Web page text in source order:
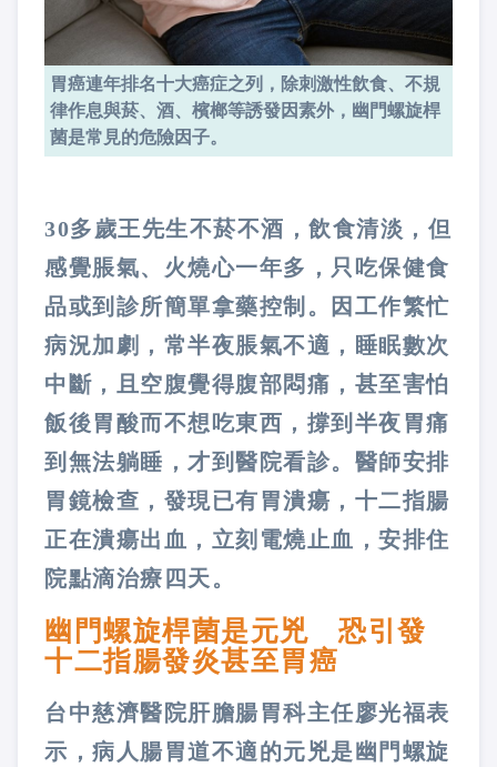
胃癌連年排名十大癌症之列，除刺激性飲食、不規
律作息與菸、酒、檳榔等誘發因素外，幽門螺旋桿
菌是常見的危險因子。
30多歲王先生不菸不酒，飲食清淡，但
感覺脹氣、火燒心一年多，只吃保健食
品或到診所簡單拿藥控制。因工作繁忙
病況加劇，常半夜脹氣不適，睡眠數次
中斷，且空腹覺得腹部悶痛，甚至害怕
飯後胃酸而不想吃東西，撐到半夜胃痛
到無法躺睡，才到醫院看診。醫師安排
胃鏡檢查，發現已有胃潰瘍，十二指腸
正在潰瘍出血，立刻電燒止血，安排住
院點滴治療四天。
幽門螺旋桿菌是元兇 恐引發
十二指腸發炎甚至胃癌
台中慈濟醫院肝膽腸胃科主任廖光福表
示，病人腸胃道不適的元兇是幽門螺旋